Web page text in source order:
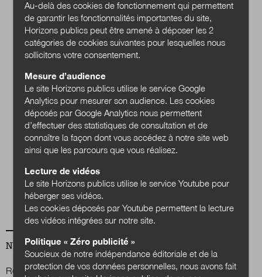
Quels services
publics en 2040 ?
Acheter
NEWSLETTER
Renseignez votre email afin de suivre l'actualité de la
Au-delà des cookies de fonctionnement qui permettent
de garantir les fonctionnalités importantes du site,
Horizons publics peut être amené à déposer les 2
catégories de cookies suivantes pour lesquelles nous
sollicitons votre consentement.
Mesure d’audience
Le site Horizons publics utilise le service Google
Analytics pour mesurer son audience. Les cookies
déposés par Google Analytics nous permettent
d’effectuer des statistiques de consultation et de
connaître la façon dont vous accédez à notre site web
ainsi que les parcours que vous réalisez.
Lecture de vidéos
Le site Horizons publics utilise le service Youtube pour
héberger ses vidéos.
Les cookies déposés par Youtube permettent la lecture
des vidéos intégrées sur notre site.
Politique « Zéro publicité »
Soucieux de notre indépendance éditoriale et de la
protection de vos données personnelles, nous avons fait